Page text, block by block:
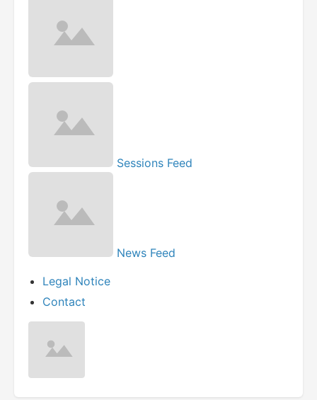
Sessions Feed
News Feed
Legal Notice
Contact